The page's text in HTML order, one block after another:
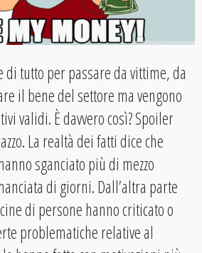
di tutto per passare da vittime, da
il bene del settore ma vengono
validi. È davvero così? Spoiler
La realtà dei fatti dice che
sganciato più di mezzo
di giorni. Dall’altra parte
di persone hanno criticato o
problematiche relative al